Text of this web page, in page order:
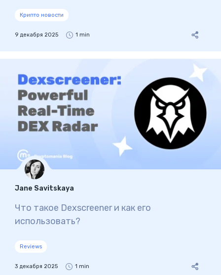
Крипто новости
9 декабря 2025 1 min
Jane Savitskaya
Что такое Dexscreener и как его
использовать?
Reviews
3 декабря 2025 1 min